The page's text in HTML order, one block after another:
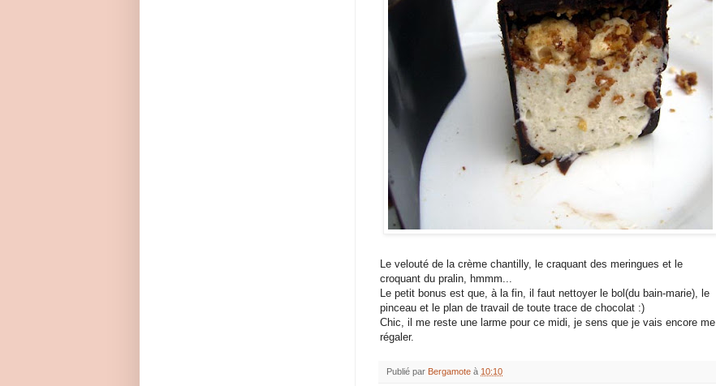
Le velouté de la crème chantilly, le craquant des meringues et le
croquant du pralin, hmmm...
Le petit bonus est que, à la fin, il faut nettoyer le bol(du bain-marie), le
pinceau et le plan de travail de toute trace de chocolat :)
Chic, il me reste une larme pour ce midi, je sens que je vais encore me
régaler.
Publié par Bergamote à 10:10